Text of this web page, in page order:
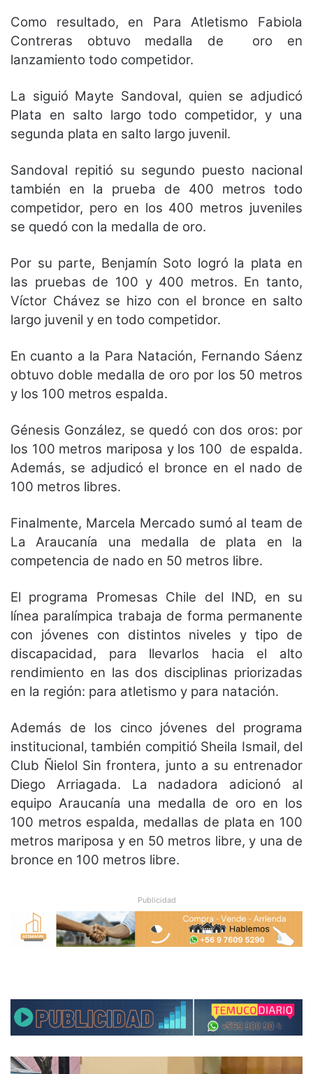
Como resultado, en Para Atletismo Fabiola
Contreras obtuvo medalla de oro en
lanzamiento todo competidor.
La siguió Mayte Sandoval, quien se adjudicó
Plata en salto largo todo competidor, y una
segunda plata en salto largo juvenil.
Sandoval repitió su segundo puesto nacional
también en la prueba de 400 metros todo
competidor, pero en los 400 metros juveniles
se quedó con la medalla de oro.
Por su parte, Benjamín Soto logró la plata en
las pruebas de 100 y 400 metros. En tanto,
Víctor Chávez se hizo con el bronce en salto
largo juvenil y en todo competidor.
En cuanto a la Para Natación, Fernando Sáenz
obtuvo doble medalla de oro por los 50 metros
y los 100 metros espalda.
Génesis González, se quedó con dos oros: por
los 100 metros mariposa y los 100 de espalda.
Además, se adjudicó el bronce en el nado de
100 metros libres.
Finalmente, Marcela Mercado sumó al team de
La Araucanía una medalla de plata en la
competencia de nado en 50 metros libre.
El programa Promesas Chile del IND, en su
línea paralímpica trabaja de forma permanente
con jóvenes con distintos niveles y tipo de
discapacidad, para llevarlos hacia el alto
rendimiento en las dos disciplinas priorizadas
en la región: para atletismo y para natación.
Además de los cinco jóvenes del programa
institucional, también compitió Sheila Ismail, del
Club Ñielol Sin frontera, junto a su entrenador
Diego Arriagada. La nadadora adicionó al
equipo Araucanía una medalla de oro en los
100 metros espalda, medallas de plata en 100
metros mariposa y en 50 metros libre, y una de
bronce en 100 metros libre.
Publicidad